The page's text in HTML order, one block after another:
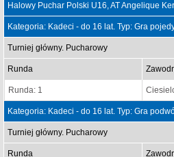
Halowy Puchar Polski U16, AT Angelique
Kategoria: Kadeci - do 16 lat. Typ: Gra
Turniej główny. Pucharowy
Runda
Runda: 1
Kategoria: Kadeci - do 16 lat. Typ: Gra
Turniej główny. Pucharowy
Runda